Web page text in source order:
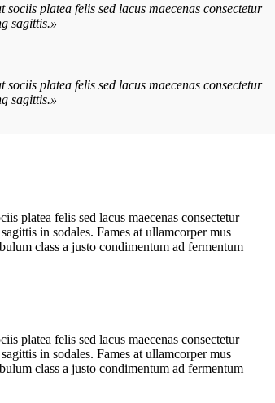
platea felis sed lacus maecenas consectetur
sagittis.»
platea felis sed lacus maecenas consectetur
sagittis.»
platea felis sed lacus maecenas consectetur
in sodales. Fames at ullamcorper mus
class a justo condimentum ad fermentum
platea felis sed lacus maecenas consectetur
in sodales. Fames at ullamcorper mus
class a justo condimentum ad fermentum